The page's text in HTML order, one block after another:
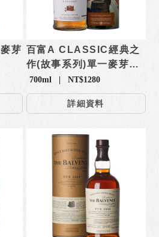
芽 百富A CLASSIC經典之
作(故事系列)單一麥芽威
士忌
700ml | NT$1280
詳細資料